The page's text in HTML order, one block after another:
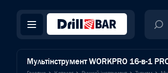
Мультінструмент WORKPRO 16-в-1